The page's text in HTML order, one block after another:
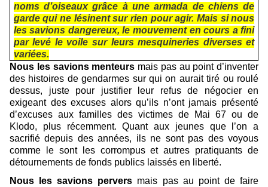
noms d’oiseaux grâce à une armada de chiens de
garde qui ne lésinent sur rien pour agir. Mais si nous
les savions dangereux, le mouvement en cours a fini
par levé le voile sur leurs mesquineries diverses et
variées.
Nous les savions menteurs mais pas au point d’inventer
des histoires de gendarmes sur qui on aurait tiré ou roulé
dessus, juste pour justifier leur refus de négocier en
exigeant des excuses alors qu’ils n’ont jamais présenté
d’excuses aux familles des victimes de Mai 67 ou de
Klodo, plus récemment. Quant aux jeunes que l’on a
sacrifié depuis des années, ils ne sont pas des voyous
comme le sont les corrompus et autres pratiquants de
détournements de fonds publics laissés en liberté.
Nous les savions pervers mais pas au point de faire